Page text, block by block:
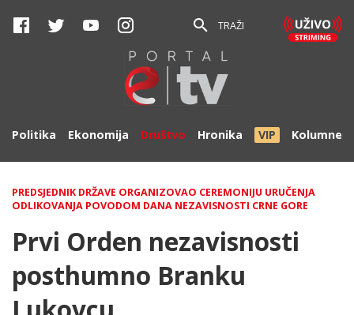
TRAŽI
Politika Ekonomija Društvo Hronika VIP Kolumne
PREDSJEDNIK DRŽAVE ORGANIZOVAO CEREMONIJU URUČENJA
ODLIKOVANJA POVODOM DANA NEZAVISNOSTI CRNE GORE
Prvi Orden nezavisnosti
posthumno Branku